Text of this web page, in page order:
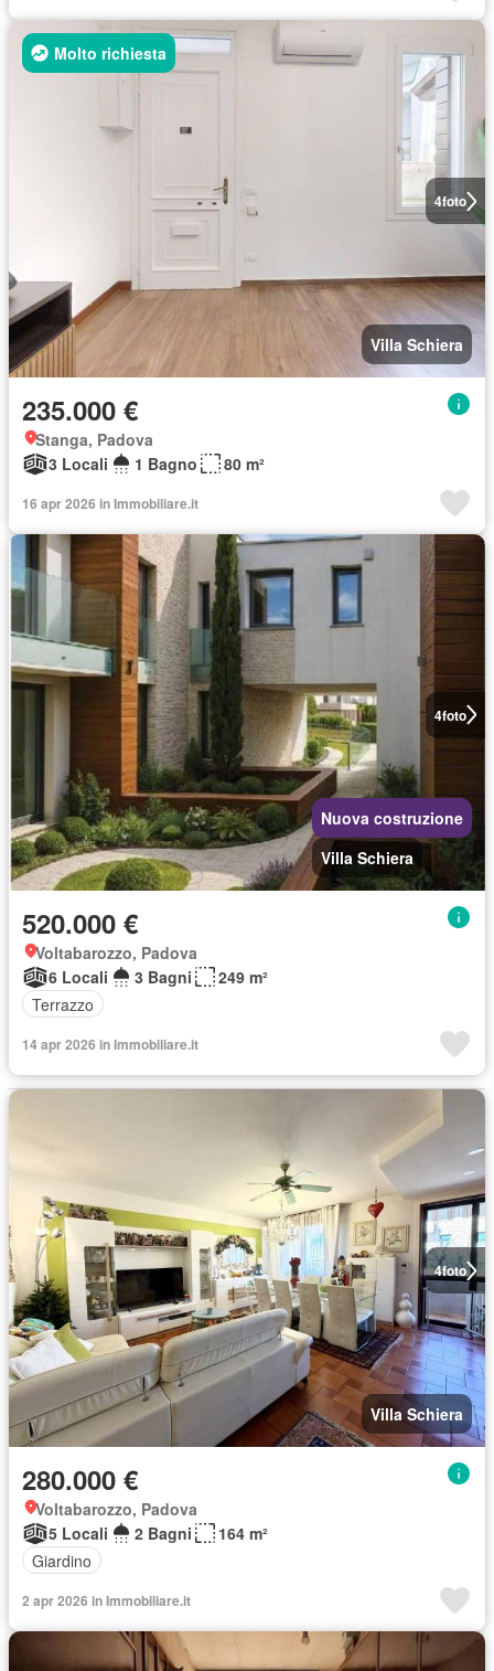
4foto
Molto richiesta
Villa Schiera
235.000 €
Stanga, Padova
3 Locali
1 Bagno 80 m²
16 apr 2026 in Immobiliare.it
4foto
Nuova costruzione
Villa Schiera
520.000 €
Voltabarozzo, Padova
6 Locali
3 Bagni
249 m²
Terrazzo
14 apr 2026 in Immobiliare.it
4foto
Villa Schiera
280.000 €
Voltabarozzo, Padova
5 Locali
2 Bagni
164 m²
Giardino
2 apr 2026 in Immobiliare.it